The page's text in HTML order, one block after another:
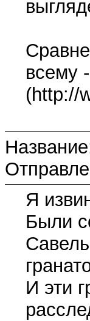
всему
(http://
Я
Были
И эти